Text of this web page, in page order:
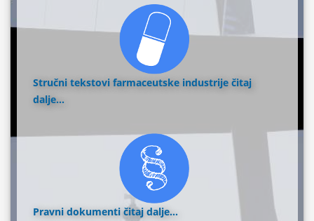
Stručni tekstovi farmaceutske industriječitaj
dalje...
Pravni dokumentičitaj dalje...